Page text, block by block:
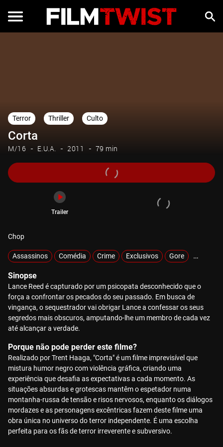
Terror Thriller Culto
Corta
M/16 E.U.A. 2011 79 min
Trailer
Chop
Assassinos Comédia Crime Exclusivos Gore
Sinopse
Lance Reed é capturado por um psicopata desconhecido que o
força a confrontar os pecados do seu passado. Em busca de
vingança, o sequestrador vai obrigar Lance a confessar os seus
segredos mais obscuros, amputando-lhe um membro de cada vez
até alcançar a verdade.
Porque não pode perder este filme?
Realizado por Trent Haaga, "Corta" é um filme imprevisível que
mistura humor negro com violência gráfica, criando uma
experiência que desafia as expectativas a cada momento. As
situações absurdas e grotescas mantêm o espetador numa
montanha-russa de tensão e risos nervosos, enquanto os diálogos
mordazes e as personagens excêntricas fazem deste filme uma
obra única no universo do terror independente. É uma escolha
perfeita para os fãs de terror irreverente e subversivo.